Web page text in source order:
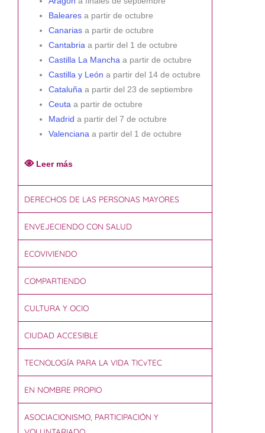
Baleares a partir de octubre
Canarias a partir de octubre
Cantabria a partir del 1 de octubre
Castilla La Mancha a partir de octubre
Castilla y León a partir del 14 de octubre
Cataluña a partir del 23 de septiembre
Ceuta a partir de octubre
Madrid a partir del 7 de octubre
Valenciana a partir del 1 de octubre
Leer más
DERECHOS DE LAS PERSONAS MAYORES
ENVEJECIENDO CON SALUD
ECOVIVIENDO
COMPARTIENDO
CULTURA Y OCIO
CIUDAD ACCESIBLE
TECNOLOGÍA PARA LA VIDA TICvTEC
EN NOMBRE PROPIO
ASOCIACIONISMO, PARTICIPACIÓN Y